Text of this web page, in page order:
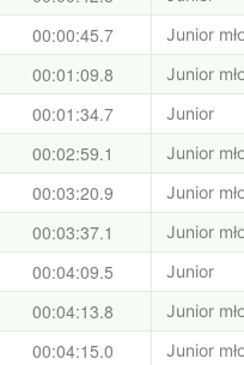
00:00:45.7 Junior
00:01:09.8 Junior
00:01:34.7 Junior
00:02:59.1 Junior
00:03:20.9 Junior
00:03:37.1 Junior
00:04:09.5 Junior
00:04:13.8 Junior
00:04:15.0 Junior